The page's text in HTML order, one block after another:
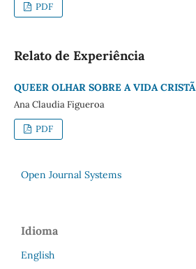
PDF
Relato de Experiência
QUEER OLHAR SOBRE A VIDA CRISTÃ
Ana Claudia Figueroa
PDF
Open Journal Systems
Idioma
English